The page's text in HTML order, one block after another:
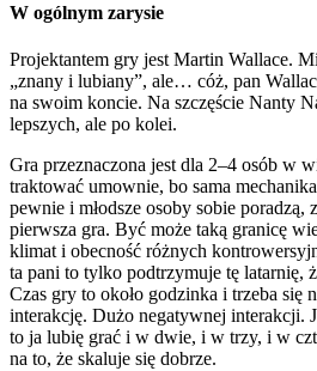
W ogólnym zarysie
Projektantem gry jest Martin Wallace.
„znany i lubiany”, ale… cóż, pan
na swoim koncie. Na szczęście Nanty
lepszych, ale po kolei.
Gra przeznaczona jest dla 2–4 osób w
traktować umownie, bo sama
pewnie i młodsze osoby sobie poradzą,
pierwsza gra. Być może taką granicę
klimat i obecność różnych
ta pani to tylko podtrzymuje tę latarnię,
Czas gry to około godzinka i trzeba się
interakcję. Dużo negatywnej interakcji.
to ja lubię grać i w dwie, i w trzy, i w
na to, że skaluje się dobrze.